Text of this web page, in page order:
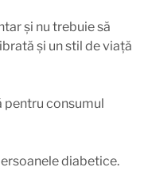
și nu trebuie să
și un stil de viață
pentru consumul
diabetice.